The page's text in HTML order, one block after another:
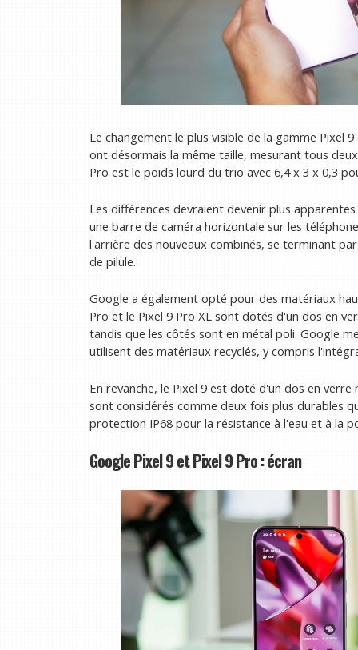
Le changement le plus visible de la gamme Pixel
ont désormais la même taille, mesurant tous
Pro est le poids lourd du trio avec 6,4 x 3 x 0,3
Les différences devraient devenir plus
une barre de caméra horizontale sur les
l'arrière des nouveaux combinés, se terminant
de pilule.
Google a également opté pour des matériaux
Pro et le Pixel 9 Pro XL sont dotés d'un dos en
tandis que les côtés sont en métal poli. Google
utilisent des matériaux recyclés, y compris
En revanche, le Pixel 9 est doté d'un dos en
sont considérés comme deux fois plus durables
protection IP68 pour la résistance à l'eau et à la
Google Pixel 9 et Pixel 9 Pro : écran